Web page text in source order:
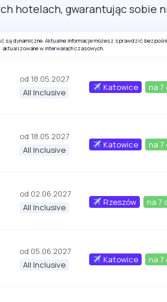
hotelach, gwarantując sobie
są dynamiczne. Aktualne informacje możesz sprawdzić
aktualizowane w interwałach czasowych.
od 18.05.2027
All Inclusive
Katowice na 7
od 18.05.2027
All Inclusive
Katowice na 7
od 02.06.2027
All Inclusive
Rzeszów na 7
od 05.06.2027
All Inclusive
Katowice na 7